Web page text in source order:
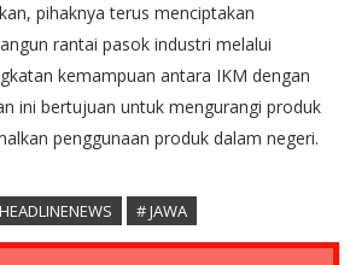
pihaknya terus menciptakan
rantai pasok industri melalui
kemampuan antara IKM dengan
ini bertujuan untuk mengurangi produk
penggunaan produk dalam negeri.
# JAWA